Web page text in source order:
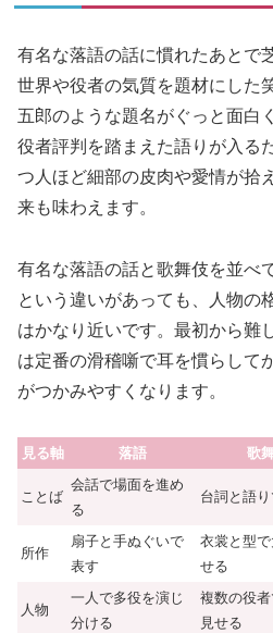
有名な落語の話に慣れたあとで
世界や役者の気質を題材にした
五郎のような題名がぐっと面白
役者評判を踏まえた語りが入る
つ人ほど細部の皮肉や愛情が拾
来も味わえます。
有名な落語の話と歌舞伎を並べ
という違いがあっても、人物の
はかなり近いです。最初から難
は定番の滑稽噺で耳を慣らして
がつかみやすくなります。
見る軸 落語 歌
ことば
会話で場面を進め
る
台詞と語
所作
扇子と手ぬぐいで
表す
衣裳と型
せる
人物
一人で多役を演じ
分ける
複数の役
見せる